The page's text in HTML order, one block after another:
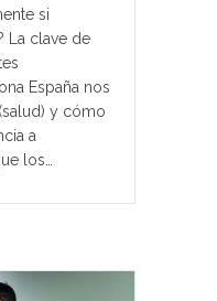
si
La clave de
España nos
y cómo
a
los…